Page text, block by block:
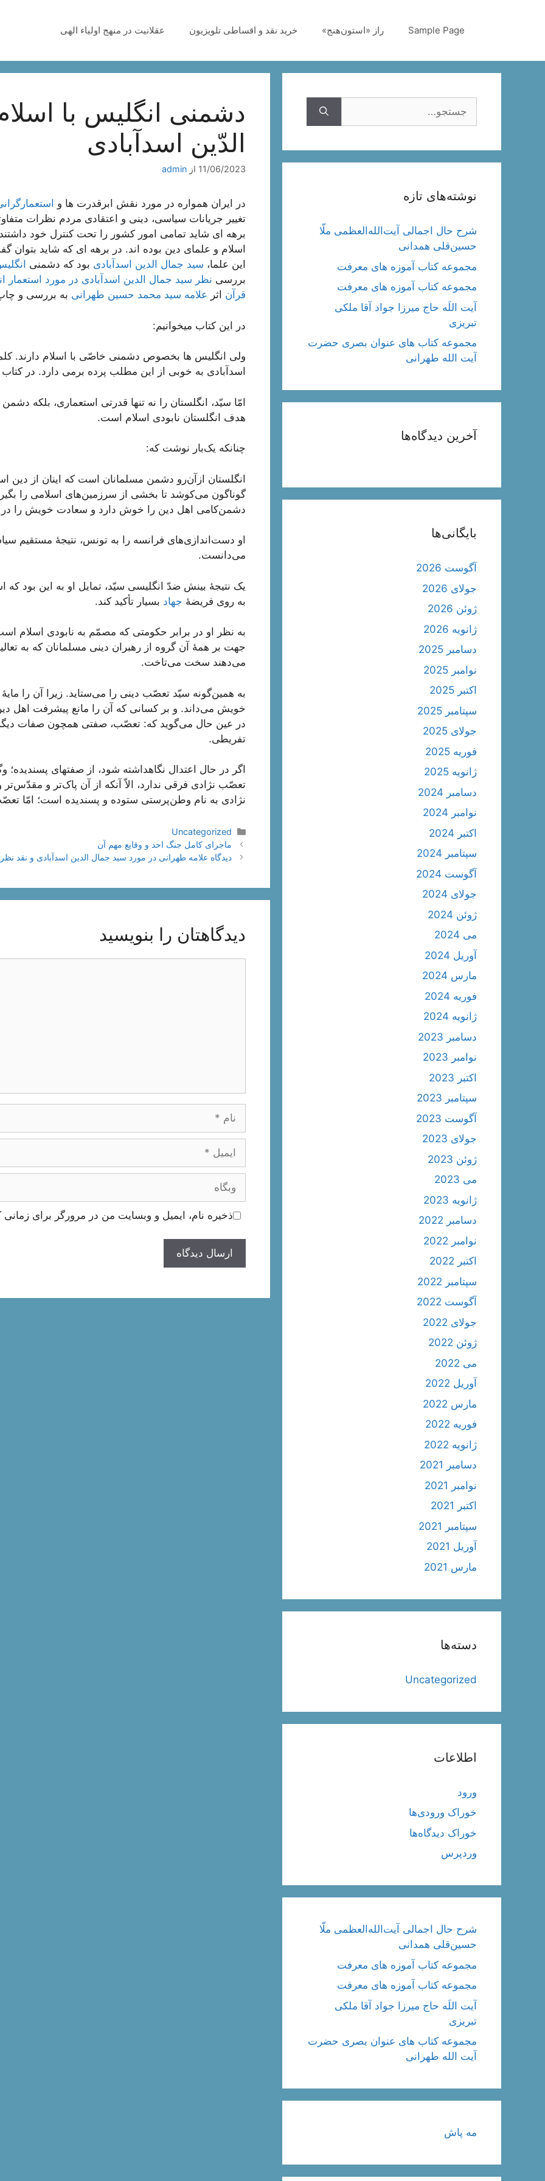
Sample Page راز «استون‌هنج» خرید نقد و اقساطی تلویزیون عقلانیت در منهج اولیاء الهی
دشمنی انگلیس با
الدّین اسدآبادی
11/06/2023 از admin
در ایران همواره در مورد نقش ابرقدرت ها و
تغییر جریانات سیاسی، دینی و اعتقادی مردم نظرات
برهه ای شاید تمامی امور کشور را تحت کنترل خود
اسلام و علمای دین بوده اند. در برهه ای که شاید
این علما، سید جمال الدین اسدآبادی بود که دشمنی
بررسی نظر سید جمال الدین اسدآبادی در مورد استعمار
قرآن اثر علامه سید محمد حسین طهرانی به بررسی و
در این کتاب میخوانیم:
ولى انگلیس ها بخصوص دشمنى خاصّى با اسلام دارند.
اسدآبادى به خوبى از این مطلب پرده برمى دارد. در
امّا سیّد، انگلستان را نه تنها قدرتى استعمارى، بلکه
هدف انگلستان نابودى اسلام است.
چنانکه یک‌بار نوشت که:
انگلستان ازآن‌رو دشمن مسلمانان است که اینان از دین
گوناگون مى‌کوشد تا بخشى از سرزمین‌هاى اسلامى را
دشمن‌کامى اهل دین را خوش دارد و سعادت خویش را در
او دست‌اندازى‌هاى فرانسه را به تونس، نتیجۀ مستقیم
مى‌دانست.
یک نتیجۀ بینش ضدّ انگلیسى سیّد، تمایل او به این بود که
به روى فریضۀ جهاد بسیار تأکید کند.
به نظر او در برابر حکومتى که مصمّم به نابودى اسلام
جهت بر همۀ آن گروه از رهبران دینى مسلمانان که به
مى‌دهند سخت مى‌تاخت.
به همین‌گونه سیّد تعصّب دینى را مى‌ستاید. زیرا آن را
خویش مى‌داند. و بر کسانى که آن را مانع پیشرفت اهل
در عین حال مى‌گوید که: تعصّب، صفتى همچون صفات دیگر
تفریطى.
اگر در حال اعتدال نگاهداشته شود، از صفتهاى
تعصّب نژادى فرقى ندارد، الاّ آنکه از آن پاک‌تر و
نژادى به نام وطن‌پرستى ستوده و پسندیده است؛ امّا
دسته‌ها
Uncategorized
ناوبری
نوشته‌ها
ماجرای کامل جنگ احد و وقایع مهم آن
دیدگاه علامه طهرانی در مورد سید جمال الدین اسدآبادی و نقد
دیدگاهتان را بنویسید
ایمیل
وبگاه
ذخیره نام، ایمیل و وبسایت من در مرورگر برای
نوشته‌های تازه
شرح حال اجمالی آیت‌الله‌العظمی ملّا
حسین‌قلی همدانی
مجموعه کتاب آموزه های معرفت
مجموعه کتاب آموزه های معرفت
آیت اللَه حاج میرزا جواد آقا ملکی
تبریزی
مجموعه کتاب های عنوان بصری حضرت
آیت الله طهرانی
آخرین دیدگاه‌ها
بایگانی‌ها
آگوست 2026
جولای 2026
ژوئن 2026
ژانویه 2026
دسامبر 2025
نوامبر 2025
اکتبر 2025
سپتامبر 2025
جولای 2025
فوریه 2025
ژانویه 2025
دسامبر 2024
نوامبر 2024
اکتبر 2024
سپتامبر 2024
آگوست 2024
جولای 2024
ژوئن 2024
می 2024
آوریل 2024
مارس 2024
فوریه 2024
ژانویه 2024
دسامبر 2023
نوامبر 2023
اکتبر 2023
سپتامبر 2023
آگوست 2023
جولای 2023
ژوئن 2023
می 2023
ژانویه 2023
دسامبر 2022
نوامبر 2022
اکتبر 2022
سپتامبر 2022
آگوست 2022
جولای 2022
ژوئن 2022
می 2022
آوریل 2022
مارس 2022
فوریه 2022
ژانویه 2022
دسامبر 2021
نوامبر 2021
اکتبر 2021
سپتامبر 2021
آوریل 2021
مارس 2021
دسته‌ها
Uncategorized
اطلاعات
ورود
خوراک ورودی‌ها
خوراک دیدگاه‌ها
وردپرس
شرح حال اجمالی آیت‌الله‌العظمی ملّا
حسین‌قلی همدانی
مجموعه کتاب آموزه های معرفت
مجموعه کتاب آموزه های معرفت
آیت اللَه حاج میرزا جواد آقا ملکی
تبریزی
مجموعه کتاب های عنوان بصری حضرت
آیت الله طهرانی
مه پاش